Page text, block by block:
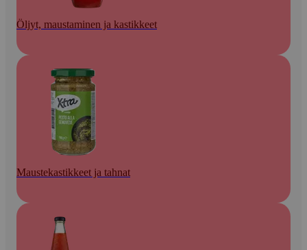
Öljyt, maustaminen ja kastikkeet
Maustekastikkeet ja tahnat